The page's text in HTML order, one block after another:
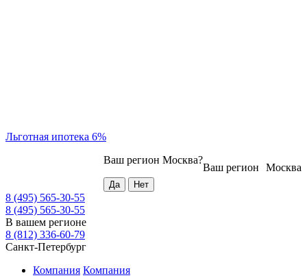
Льготная ипотека 6%
Москва
Ваш регион
Ваш регион Москва?
8 (495) 565-30-55
8 (495) 565-30-55
В вашем регионе
8 (812) 336-60-79
Санкт-Петербург
Компания Компания